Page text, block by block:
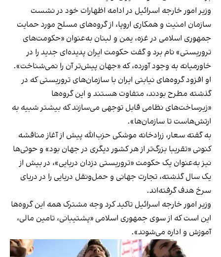
وزیر امور خارجه اسرائیل در ادامه اظهارات خود در نشست
سازمان امنیت و همکاری اروپا، از گروه‌های مسلح مورد حمایت
جمهوری اسلامی در غزه، یمن و لبنان به‌عنوان «حکومت‌های
تروریستی» نام برد و گفت حکومت ایران پدیده‌ای جدید را در
خاورمیانه به وجود آورده، که «جهان پیش‌تر آن را نمی‌شناخت».
او افزود گروه‌های نیابتی ایران با سازمان‌های تروریستی که در
گذشته مطرح بودند، متفاوت هستند و این گروه‌ها
«زیرساخت‌های نظامی قابل توجهی می‌سازند که بیشتر شبیه به
ارتش‌هاست تا سازمان‌ها».
به گفته سعار، زرادخانه موشکی حزب‌الله پیش از آغاز مناقشه
کنونی «تقریبا بزرگ‎‌تر از هر کشور دیگری در جهان بود» و حوثی‌ها
نیز به‌عنوان یک حکومت «تروریستی دزدان دریایی»، در بیش از
یک سال گذشته، تجارت جهانی و حمل‌ونقل دریایی را در دریای
سرخ هدف گرفته‌اند.
وزیر امور خارجه اسرائیل تاکید کرد وجه مشترک همه این گروه‌ها
این است که از سوی جمهوری اسلامی «پشتیبانی، تامین مالی،
آموزش و اداره می‌شوند».